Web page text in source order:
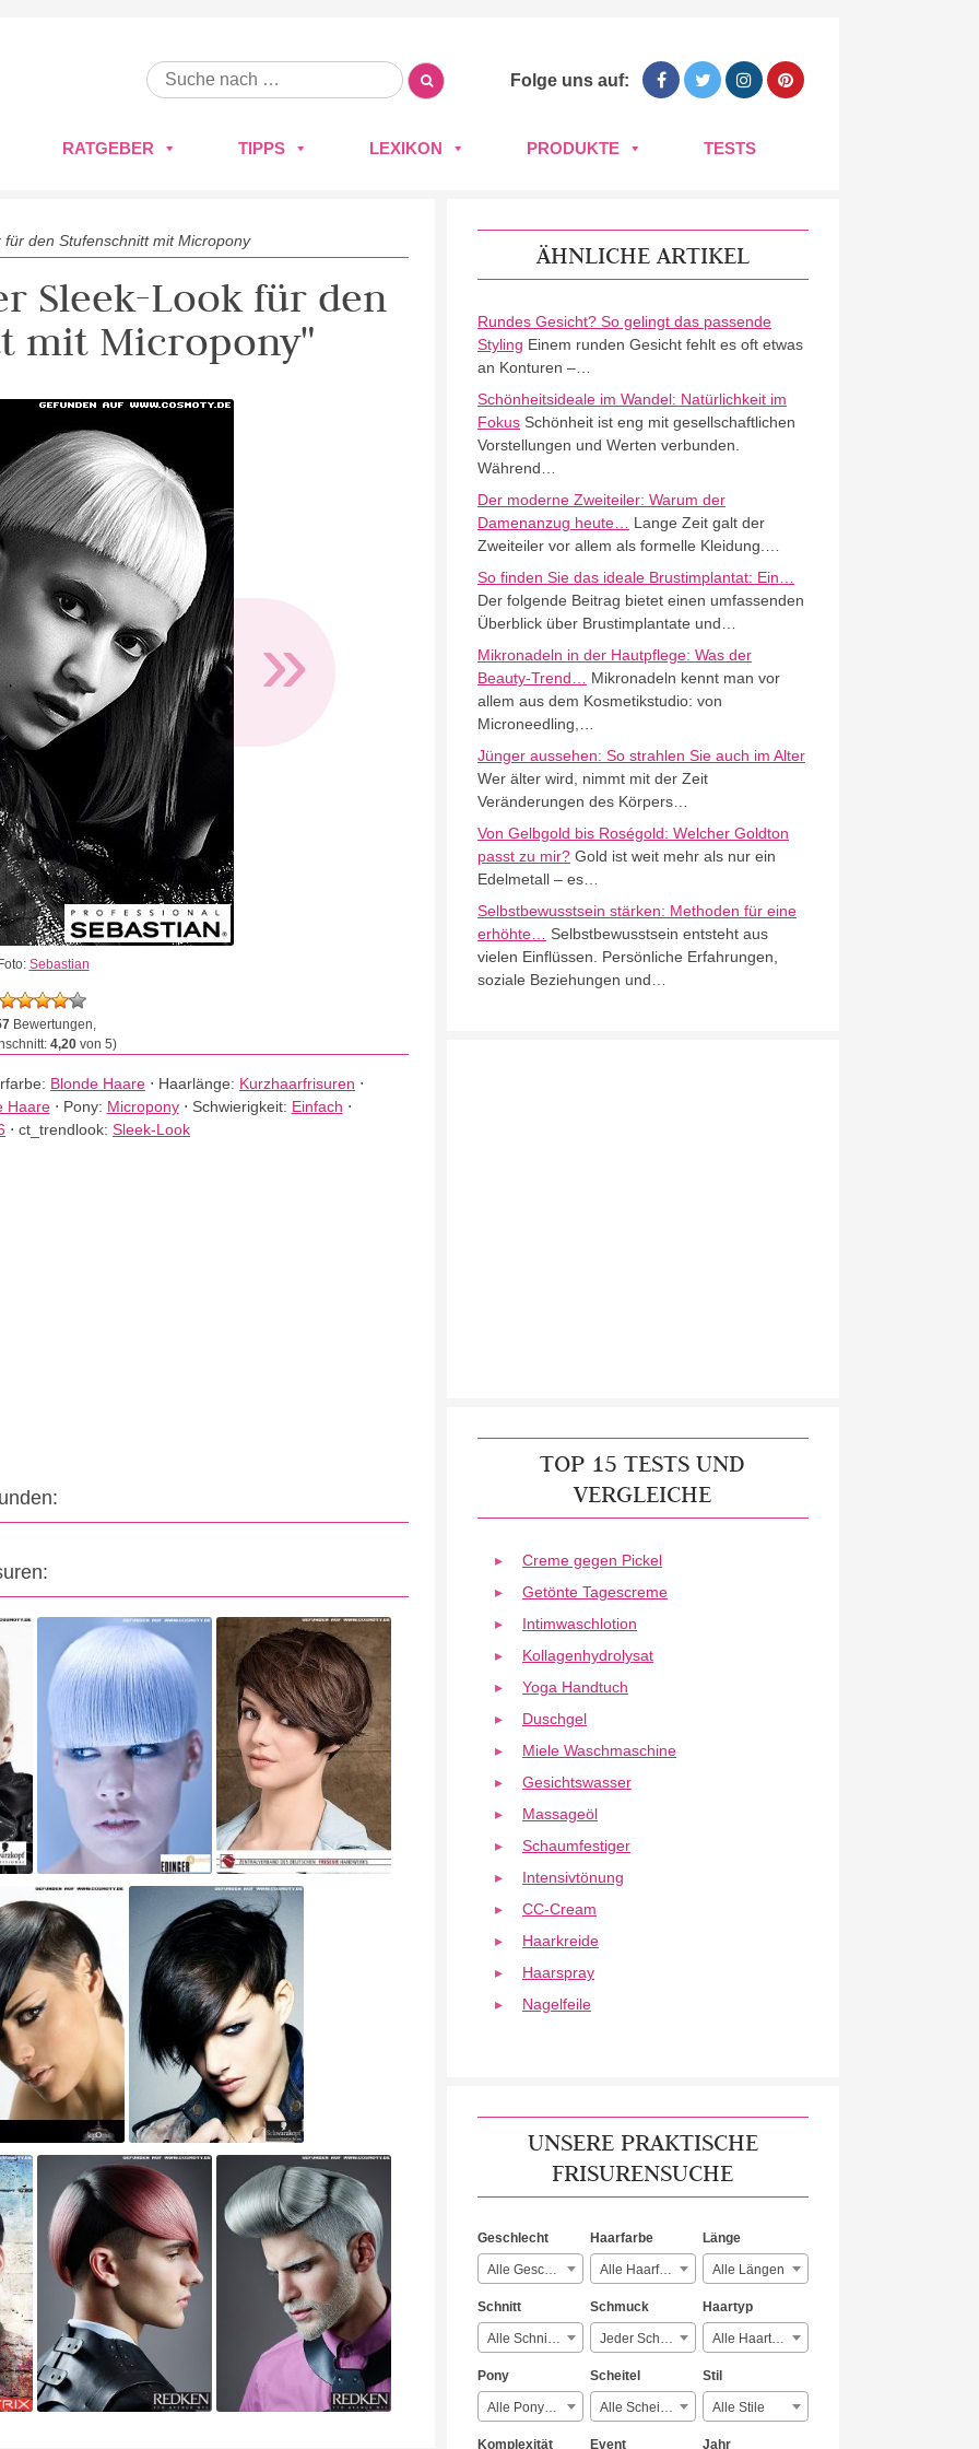
Folge uns auf:
RATGEBER TIPPS LEXIKON PRODUKTE TESTS
den Stufenschnitt mit Micropony
Sleek-Look für den
mit Micropony"
»
Sebastian
Bewertungen,
4,20von 5)
Blonde Haare ⋅ Haarlänge: Kurzhaarfrisuren ⋅
Haare⋅ Pony: Micropony⋅ Schwierigkeit: Einfach ⋅
⋅ct_trendlook:Sleek-Look
ÄHNLICHE ARTIKEL
Rundes Gesicht? So gelingt das passende
Styling Einem runden Gesicht fehlt es oft etwas
an Konturen –…
Schönheitsideale im Wandel: Natürlichkeit im
FokusSchönheit ist eng mit gesellschaftlichen
Vorstellungen und Werten verbunden.
Während…
Der moderne Zweiteiler: Warum der
Damenanzug heute…
Lange Zeit galt der
Zweiteiler vor allem als formelle Kleidung.…
So finden Sie das ideale Brustimplantat: Ein…
Der folgende Beitrag bietet einen umfassenden
Überblick über Brustimplantate und…
Mikronadeln in der Hautpflege: Was der
Beauty-Trend…
Mikronadeln kennt man vor
allem aus dem Kosmetikstudio: von
Microneedling,…
Jünger aussehen: So strahlen Sie auch im Alter
Wer älter wird, nimmt mit der Zeit
Veränderungen des Körpers…
Von Gelbgold bis Roségold: Welcher Goldton
passt zu mir?Gold ist weit mehr als nur ein
Edelmetall – es…
Selbstbewusstsein stärken: Methoden für eine
erhöhte…
Selbstbewusstsein entsteht aus
vielen Einflüssen. Persönliche Erfahrungen,
soziale Beziehungen und…
TOP 15 TESTS UND
VERGLEICHE
Creme gegen Pickel
Getönte Tagescreme
Intimwaschlotion
Kollagenhydrolysat
Yoga Handtuch
Duschgel
Miele Waschmaschine
Gesichtswasser
Massageöl
Schaumfestiger
Intensivtönung
CC-Cream
Haarkreide
Haarspray
Nagelfeile
UNSERE PRAKTISCHE
FRISURENSUCHE
Geschlecht
Alle Geschlechter
Haarfarbe
Alle Haarfarben
Länge
Alle Längen
Schnitt
Alle Schnitte
Schmuck
Jeder Schmuck
Haartyp
Alle Haartypen
Pony
Alle Ponyarten
Scheitel
Alle Scheitelarten
Stil
Alle Stile
Komplexität Event Jahr